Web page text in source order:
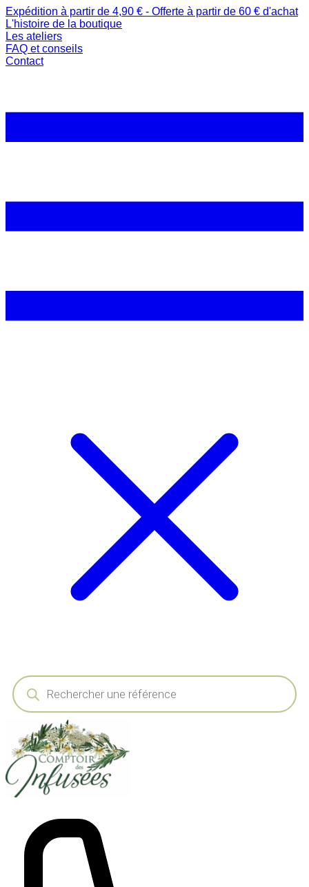
Expédition à partir de 4,90 € - Offerte à partir de 60 € d'achat
L'histoire de la boutique
Les ateliers
FAQ et conseils
Contact
Recherche
de
produits